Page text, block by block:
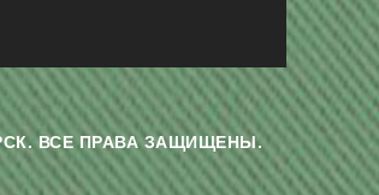
ВСЕ ПРАВА ЗАЩИЩЕНЫ.